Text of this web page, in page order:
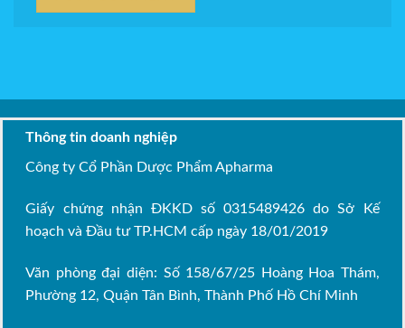
Thông tin doanh nghiệp
Công ty Cổ Phần Dược Phẩm Apharma
Giấy chứng nhận ĐKKD số 0315489426 do Sở Kế
hoạch và Đầu tư TP.HCM cấp ngày 18/01/2019
Văn phòng đại diện: Số 158/67/25 Hoàng Hoa Thám,
Phường 12, Quận Tân Bình, Thành Phố Hồ Chí Minh